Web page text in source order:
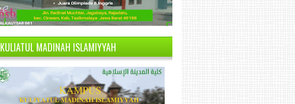
KULIATUL MADINAH ISLAMIYYAH